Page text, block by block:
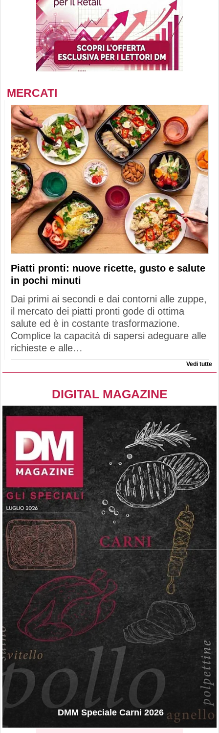
MERCATI
Piatti pronti: nuove ricette, gusto e salute
in pochi minuti
Dai primi ai secondi e dai contorni alle zuppe,
il mercato dei piatti pronti gode di ottima
salute ed è in costante trasformazione.
Complice la capacità di sapersi adeguare alle
richieste e alle…
Vedi tutte
DIGITAL MAGAZINE
DMM Speciale Carni 2026